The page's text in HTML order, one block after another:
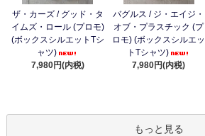
ザ・カーズ / グッド・タ
イムズ・ロール (プロモ)
(ボックスシルエットTシ
ャツ)
7,980円(内税)
バグルス / ジ・エイジ・
オブ・プラスチック (プ
ロモ) (ボックスシルエッ
トTシャツ)
7,980円(内税)
もっと見る